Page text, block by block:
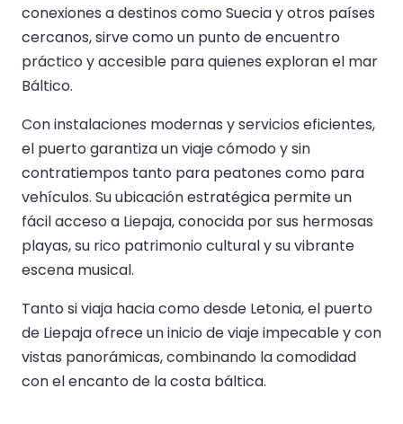
conexiones a destinos como Suecia y otros países
cercanos, sirve como un punto de encuentro
práctico y accesible para quienes exploran el mar
Báltico.
Con instalaciones modernas y servicios eficientes,
el puerto garantiza un viaje cómodo y sin
contratiempos tanto para peatones como para
vehículos. Su ubicación estratégica permite un
fácil acceso a Liepaja, conocida por sus hermosas
playas, su rico patrimonio cultural y su vibrante
escena musical.
Tanto si viaja hacia como desde Letonia, el puerto
de Liepaja ofrece un inicio de viaje impecable y con
vistas panorámicas, combinando la comodidad
con el encanto de la costa báltica.